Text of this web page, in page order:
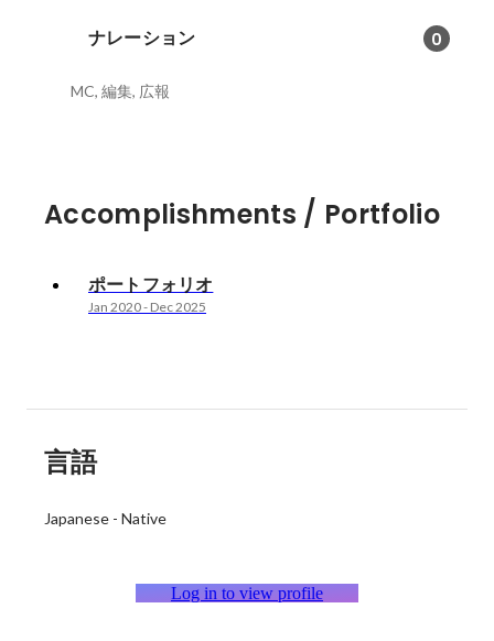
ナレーション 0
MC, 編集, 広報
Accomplishments / Portfolio
ポートフォリオ
Jan 2020- Dec 2025
言語
Japanese - Native
Log in to view profile